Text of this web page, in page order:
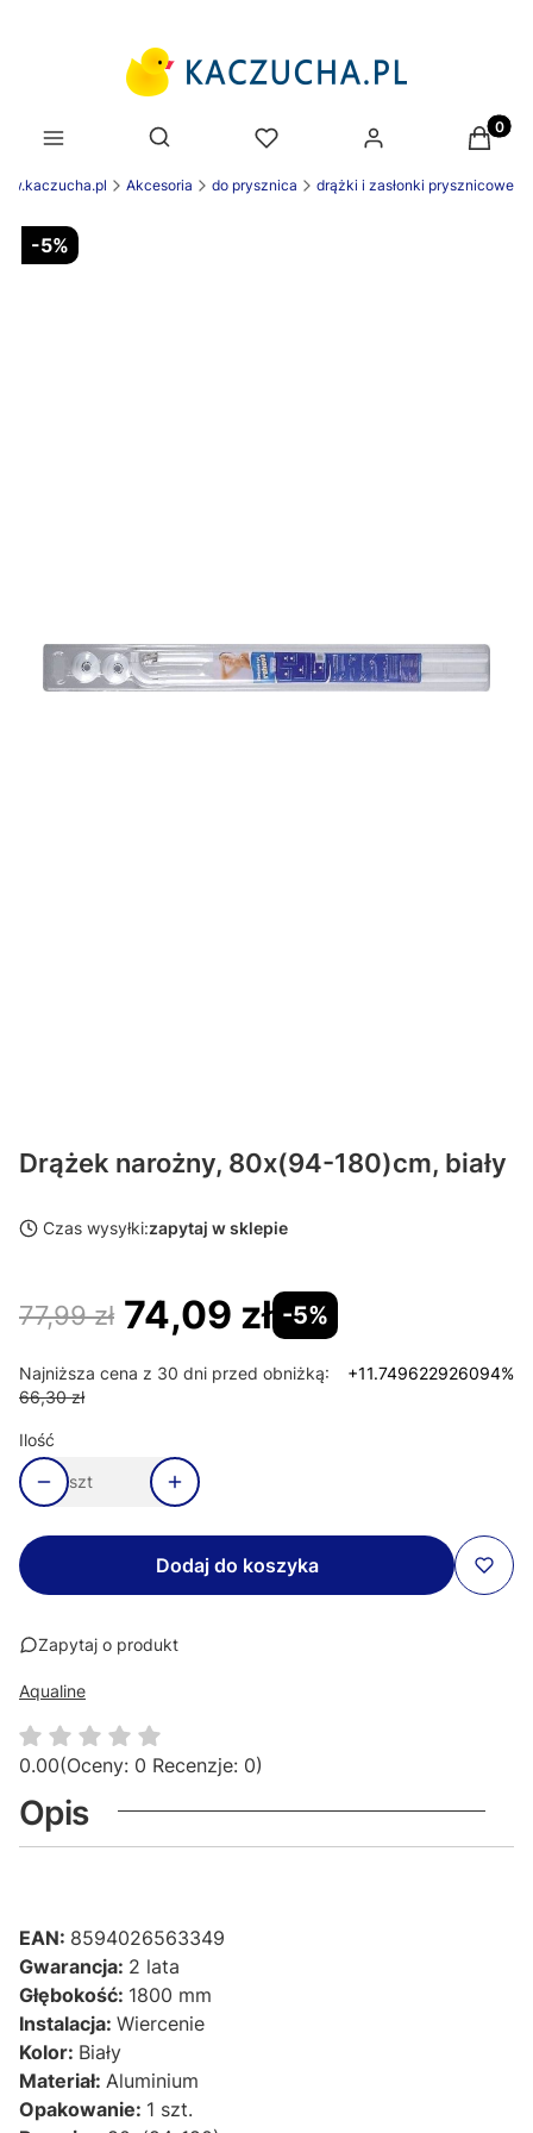
Otwórz wyszukiwarkę
Akcesoria do prysznica drążki i zasłonki prysznicowe
-5%
Drążek narożny, 80x(94-180)cm, biały
Czas wysyłki:zapytaj w sklepie
77,99 zł 74,09 zł -5%
Najniższa cena z 30 dni przed obniżką:
66,30 zł
+11.749622926094%
Ilość
szt
Dodaj do koszyka
Zapytaj o produkt
Aqualine
0.00(Oceny: 0 Recenzje: 0)
Opis
EAN: 8594026563349
Gwarancja: 2 lata
Głębokość: 1800 mm
Instalacja: Wiercenie
Kolor: Biały
Materiał: Aluminium
Opakowanie: 1 szt.